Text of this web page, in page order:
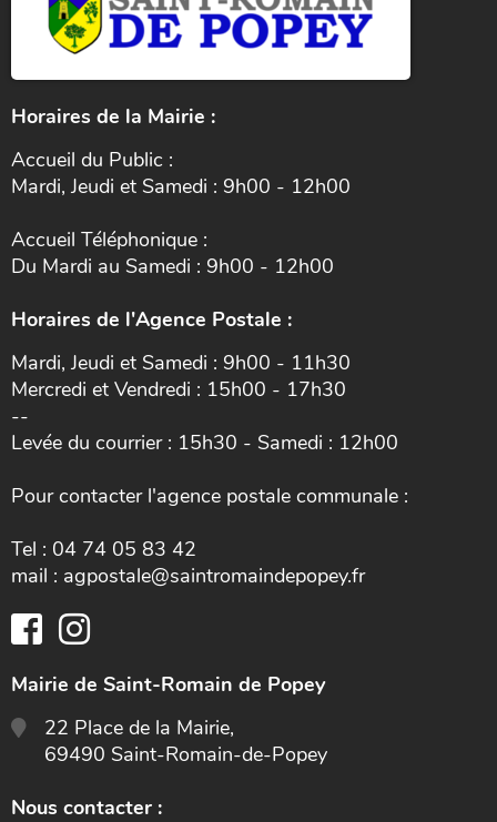
Horaires de la Mairie :
Accueil du Public :
Mardi, Jeudi et Samedi : 9h00 - 12h00
Accueil Téléphonique :
Du Mardi au Samedi : 9h00 - 12h00
Horaires de l'Agence Postale :
Mardi, Jeudi et Samedi : 9h00 - 11h30
Mercredi et Vendredi : 15h00 - 17h30
--
Levée du courrier : 15h30 - Samedi : 12h00
Pour contacter l'agence postale communale :
Tel : 04 74 05 83 42
mail : agpostale@saintromaindepopey.fr
Mairie de Saint-Romain de Popey
22 Place de la Mairie,
69490 Saint-Romain-de-Popey
Nous contacter :